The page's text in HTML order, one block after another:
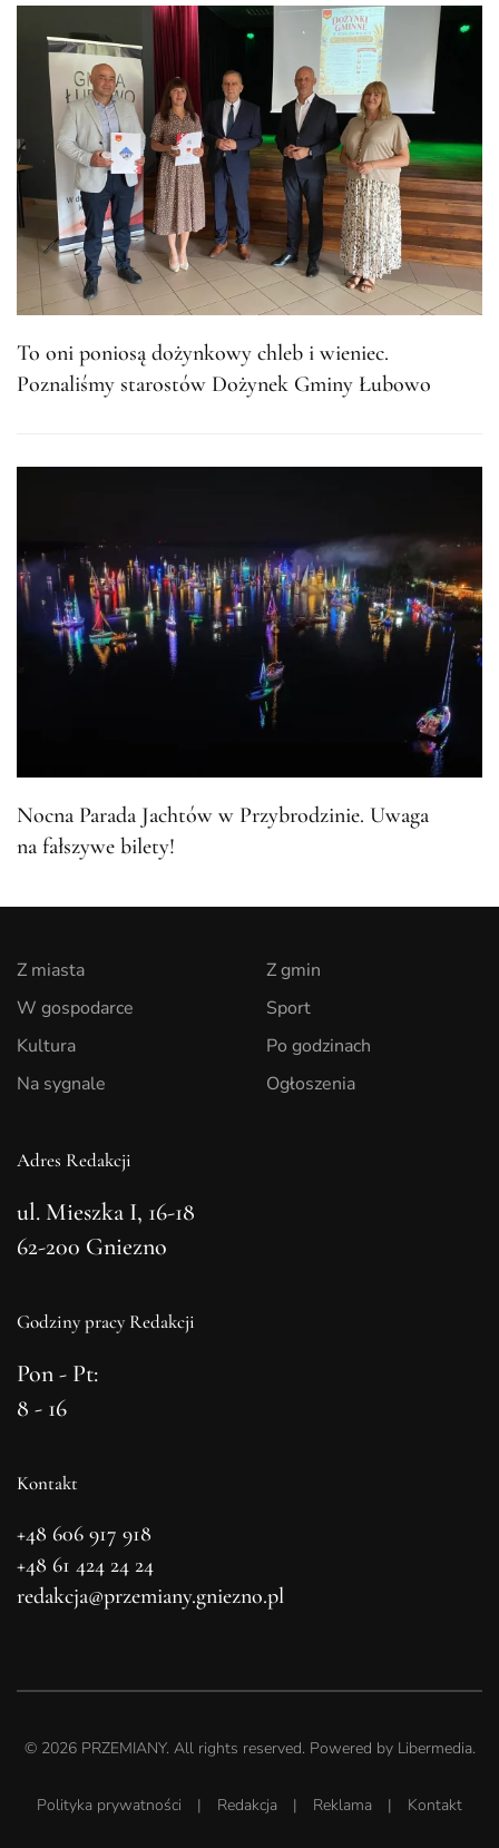
To oni poniosą dożynkowy chleb i wieniec.
Poznaliśmy starostów Dożynek Gminy Łubowo
Nocna Parada Jachtów w Przybrodzinie. Uwaga
na fałszywe bilety!
Z miasta
W gospodarce
Kultura
Na sygnale
Z gmin
Sport
Po godzinach
Ogłoszenia
Adres Redakcji
ul. Mieszka I, 16-18
62-200 Gniezno
Godziny pracy Redakcji
Pon - Pt:
8 - 16
Kontakt
+48 606 917 918
+48 61 424 24 24
redakcja@przemiany.gniezno.pl
© 2026PRZEMIANY. All rights reserved. Powered by Libermedia.
Polityka prywatności | Redakcja | Reklama | Kontakt